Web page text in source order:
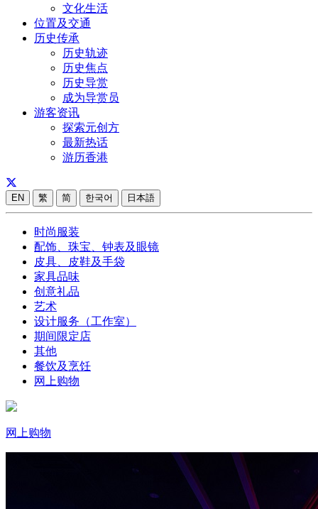
文化生活
位置及交通
历史传承
历史轨迹
历史焦点
历史导赏
成为导赏员
游客资讯
探索元创方
最新热话
游历香港
EN 繁 简 한국어 日本語
时尚服装
配饰、珠宝、钟表及眼镜
皮具、皮鞋及手袋
家具品味
创意礼品
艺术
设计服务（工作室）
期间限定店
其他
餐饮及烹饪
网上购物
网上购物